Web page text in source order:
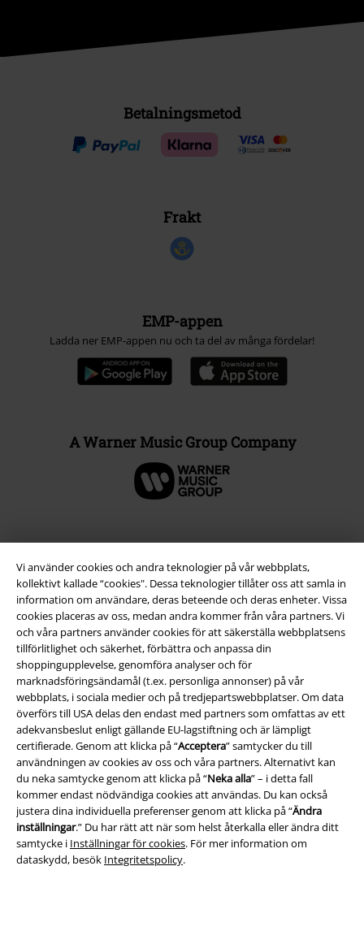
Vi använder cookies och andra teknologier på vår webbplats,
kollektivt kallade “cookies". Dessa teknologier tillåter oss att samla in
information om användare, deras beteende och deras enheter. Vissa
cookies placeras av oss, medan andra kommer från våra partners. Vi
och våra partners använder cookies för att säkerställa webbplatsens
tillförlitlighet och säkerhet, förbättra och anpassa din
shoppingupplevelse, genomföra analyser och för
marknadsföringsändamål (t.ex. personliga annonser) på vår
webbplats, i sociala medier och på tredjepartswebbplatser. Om data
överförs till USA delas den endast med partners som omfattas av ett
adekvansbeslut enligt gällande EU-lagstiftning och är lämpligt
certifierade. Genom att klicka på “Acceptera” samtycker du till
användningen av cookies av oss och våra partners. Alternativt kan
du neka samtycke genom att klicka på “Neka alla” – i detta fall
kommer endast nödvändiga cookies att användas. Du kan också
justera dina individuella preferenser genom att klicka på “Ändra
inställningar.” Du har rätt att när som helst återkalla eller ändra ditt
samtycke i Inställningar för cookies. För mer information om
dataskydd, besök Integritetspolicy.
Betalningsmetod
Frakt
EMP-appen
Ladda ner EMP-appen nu och ta del av många fördelar!
A Warner Music Group Company
Juridisk information/Villkor
Villkor
Om oss
Ladda ner villkoren
Avfallshantering och miljöskydd
Försäkran om överensstämmelse